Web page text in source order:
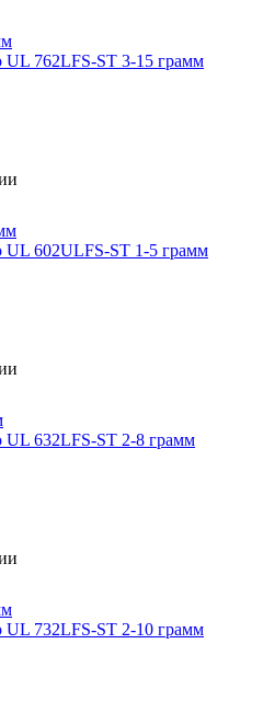
762LFS-ST 3-15 грамм
602ULFS-ST 1-5 грамм
632LFS-ST 2-8 грамм
732LFS-ST 2-10 грамм